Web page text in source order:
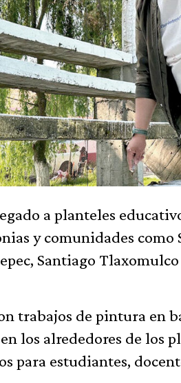
a planteles
y comunidades como
Santiago
trabajos de pintura en
los alrededores de los
para estudiantes,